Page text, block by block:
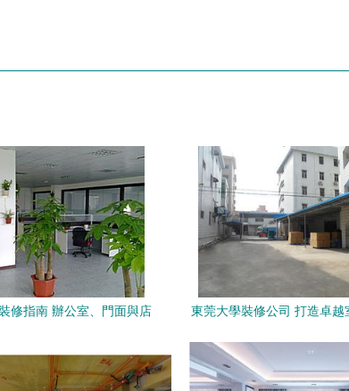
修指南 辦公室、門面與店
東莞大學裝修公司 打造卓越